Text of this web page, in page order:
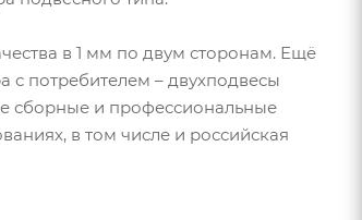
в 1 мм по двум сторонам. Ещё
с потребителем – двухподвесы
сборные и профессиональные
в том числе и российская